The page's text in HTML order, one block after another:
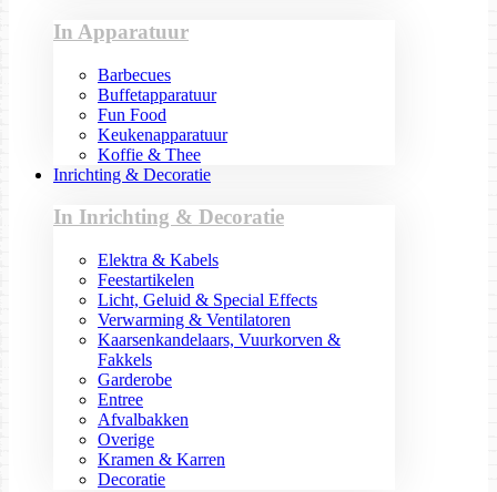
In Apparatuur
Barbecues
Buffetapparatuur
Fun Food
Keukenapparatuur
Koffie & Thee
Inrichting & Decoratie
In Inrichting & Decoratie
Elektra & Kabels
Feestartikelen
Licht, Geluid & Special Effects
Verwarming & Ventilatoren
Kaarsenkandelaars, Vuurkorven &
Fakkels
Garderobe
Entree
Afvalbakken
Overige
Kramen & Karren
Decoratie